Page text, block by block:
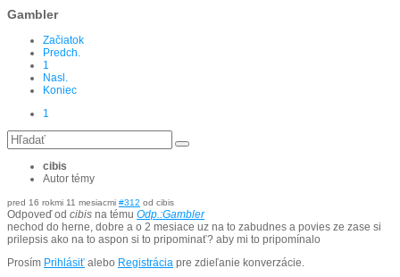
Gambler
Začiatok
Predch.
1
Nasl.
Koniec
1
cibis
Autor témy
pred 16 rokmi 11 mesiacmi #312 od cibis
Odpoveď od cibis na tému Odp.:Gambler
nechod do herne, dobre a o 2 mesiace uz na to zabudnes a povies ze zase si
prilepsis ako na to aspon si to pripominať? aby mi to pripomínalo
Prosím Prihlásiť alebo Registrácia pre zdieľanie konverzácie.